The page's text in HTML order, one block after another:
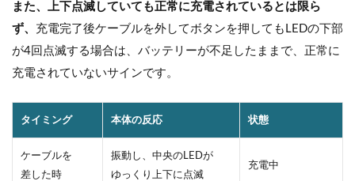
また、上下点滅していても正常に充電されているとは限ら
ず、 充電完了後ケーブルを外してボタンを押してもLEDの下部
が4回点滅する場合は、バッテリーが不足したままで、正常に
充電されていないサインです。
タイミング 本体の反応 状態
ケーブルを
差した時
振動し、中央のLEDが
ゆっくり上下に点滅
充電中